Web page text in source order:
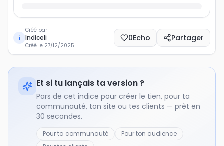
i
Créé par
Indiceli
Créé le 27/12/2025
0Echo Partager
Et si tu lançais ta version ?
Pars de cet indice pour créer le tien, pour ta
communauté, ton site ou tes clients — prêt en
30 secondes.
Pour ta communauté
Pour ton audience